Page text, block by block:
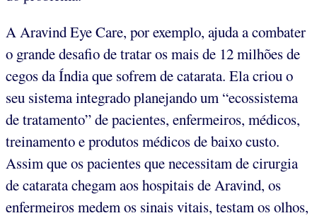
A Aravind Eye Care, por exemplo, ajuda a combater
o grande desafio de tratar os mais de 12 milhões de
cegos da Índia que sofrem de catarata. Ela criou o
seu sistema integrado planejando um “ecossistema
de tratamento” de pacientes, enfermeiros, médicos,
treinamento e produtos médicos de baixo custo.
Assim que os pacientes que necessitam de cirurgia
de catarata chegam aos hospitais de Aravind, os
enfermeiros medem os sinais vitais, testam os olhos,